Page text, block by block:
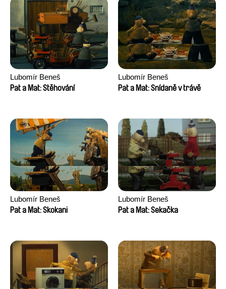
Lubomír Beneš
Pat a Mat: Stěhování
Lubomír Beneš
Pat a Mat: Snídaně v trávě
Lubomír Beneš
Pat a Mat: Skokani
Lubomír Beneš
Pat a Mat: Sekačka